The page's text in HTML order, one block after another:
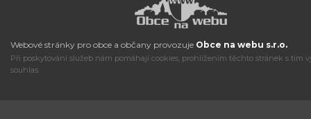
Webové stránky pro obce a občany provozuje Obce na webu s.r.o.
Při poskytování služeb nám pomáhají cookies, prohlížením těchto stránek s tím
souhlas.